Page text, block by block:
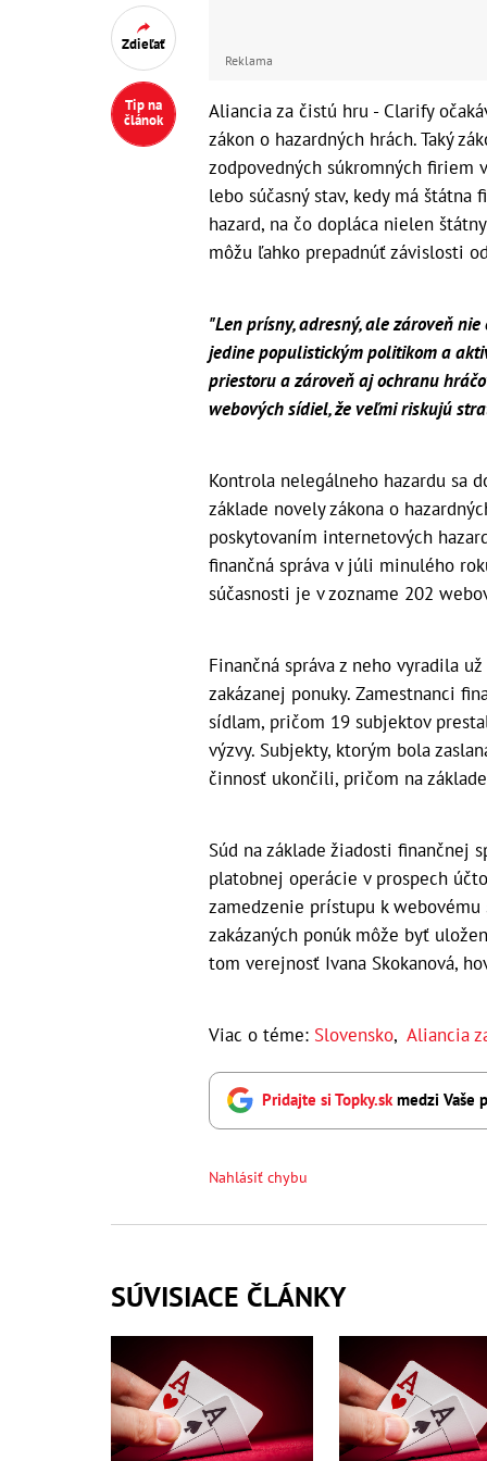
Zdieľať
Tip na
článok
Reklama
Aliancia za čistú hru - Clarify
zákon o hazardných hrách. Taký
zodpovedných súkromných firiem
lebo súčasný stav, kedy má
hazard, na čo dopláca nielen
môžu ľahko prepadnúť závislosti
"Len prísny, adresný, ale zároveň
jedine populistickým politikom a
priestoru a zároveň aj ochranu
webových sídiel, že veľmi riskujú
Kontrola nelegálneho hazardu sa
základe novely zákona o
poskytovaním internetových
finančná správa v júli minulého
súčasnosti je v zozname 202
Finančná správa z neho vyradila
zakázanej ponuky. Zamestnanci
sídlam, pričom 19 subjektov
výzvy. Subjekty, ktorým bola
činnosť ukončili, pričom na
Súd na základe žiadosti finančnej
platobnej operácie v prospech
zamedzenie prístupu k
zakázaných ponúk môže byť
tom verejnosť Ivana Skokanová,
Viac o téme: Slovensko, Aliancia
Pridajte si Topky.skmedzi Vaše
Nahlásiť chybu
SÚVISIACE ČLÁNKY